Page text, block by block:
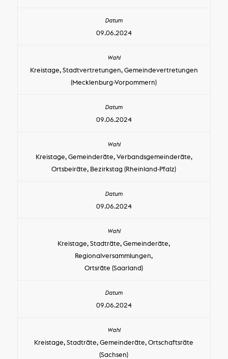
09.06.2024
Kreistage, Stadtvertretungen, Gemeindevertretungen
(Mecklenburg-Vorpommern)
09.06.2024
Kreistage, Gemeinderäte, Verbandsgemeinderäte,
Ortsbeiräte, Bezirkstag (Rheinland-Pfalz)
09.06.2024
Kreistage, Stadträte, Gemeinderäte,
Regionalversammlungen,
Ortsräte (Saarland)
09.06.2024
Kreistage, Stadträte, Gemeinderäte, Ortschaftsräte
(Sachsen)